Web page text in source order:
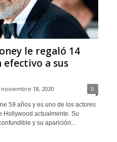
le regaló 14
efectivo a sus
noviembre 18, 2020 0
59 años y es uno de los actores
Hollywood actualmente. Su
y su aparición...